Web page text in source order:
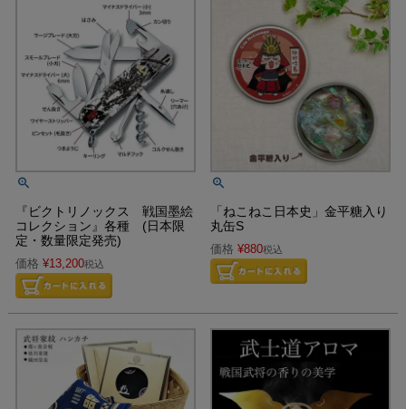
『ビクトリノックス 戦国墨絵
コレクション』各種 (日本限
定・数量限定発売)
価格 ¥13,200税込
「ねこねこ日本史」金平糖入り
丸缶S
価格 ¥880税込